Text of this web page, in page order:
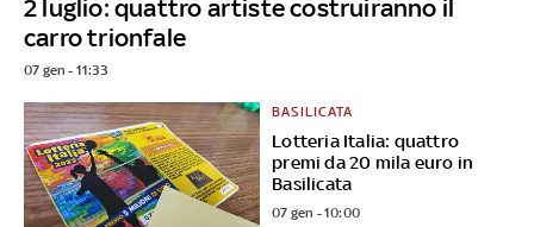
2 luglio: quattro artiste costruiranno il
carro trionfale
07 gen - 11:33
Lotteria Italia: quattro
premi da 20 mila euro in
Basilicata
BASILICATA
07 gen - 10:00